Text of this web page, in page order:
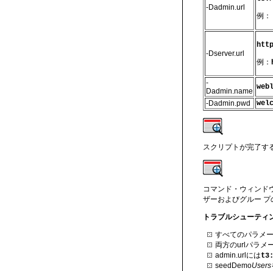
-Dadmin.url
例：
-Dserver.url
例：
-
Dadmin.name
-Dadmin.pwd
スクリプトが完了す
コマンド・ウィンド
ザーおよびグルー
トラブルシューティ
すべてのパラメ
両方のurlパラメ
admin.urlには
seedDemoUsers